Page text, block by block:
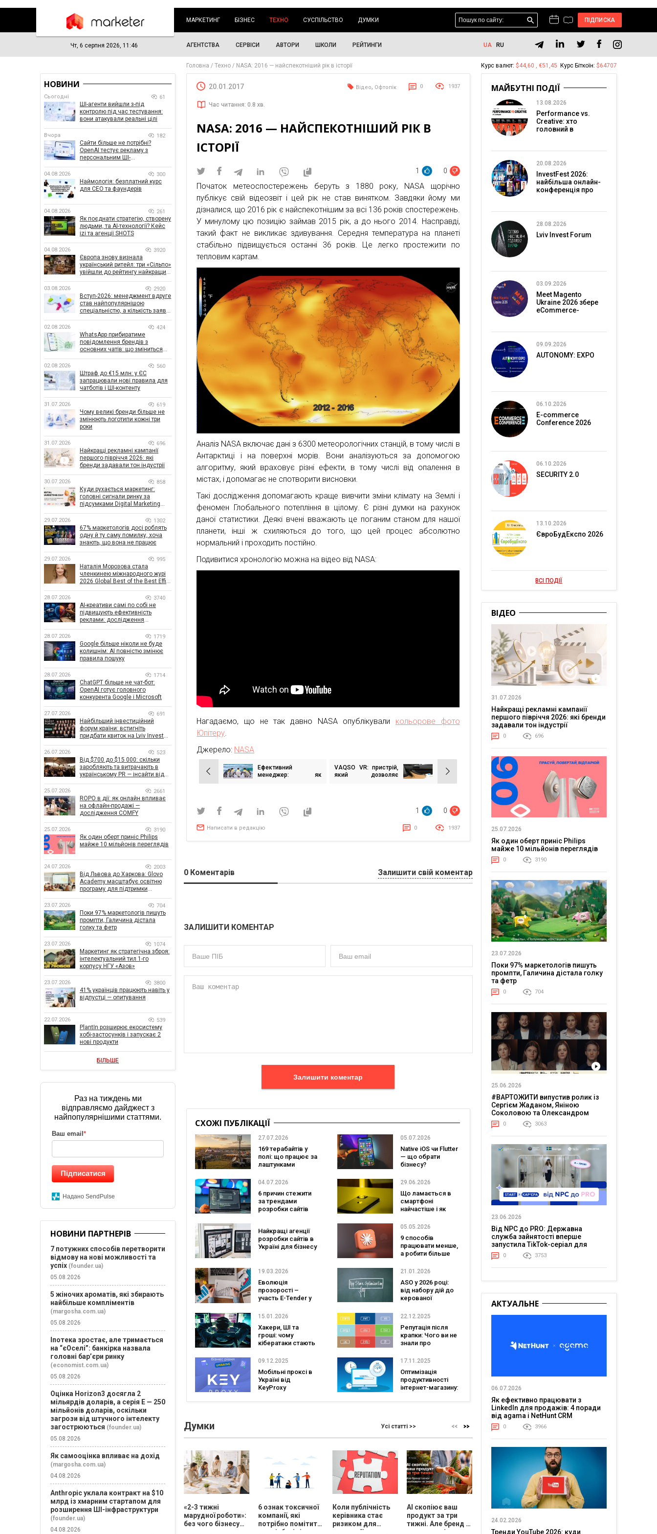
МАРКЕТИНГ БІЗНЕС ТЕХНО СУСПІЛЬСТВО ДУМКИ ПІДПИСКА
Чт, 6 серпня 2026, 11:46 АГЕНТСТВА СЕРВІСИ АВТОРИ ШКОЛИ РЕЙТИНГИ UA RU
Головна Техно NASA: 2016 — найспекотніший рік в історії
20.01.2017 Відео, Офтопік 0 1937
Час читання: 0.8 хв.
NASA: 2016 — НАЙСПЕКОТНІШИЙ РІК В
ІСТОРІЇ
1 0
Початок метеоспостережень беруть з 1880 року, NASA щорічно
публікує свій відеозвіт і цей рік не став винятком. Завдяки йому ми
дізналися, що 2016 рік є найспекотнішим за всі 136 років спостережень.
У минулому цю позицію займав 2015 рік, а до нього 2014. Насправді,
такий факт не викликає здивування. Середня температура на планеті
стабільно підвищується останні 36 років. Це легко простежити по
тепловим картам.
Аналіз NASA включає дані з 6300 метеорологічних станцій, в тому числі в
Антарктиці і на поверхні морів. Вони аналізуються за допомогою
алгоритму, який враховує різні ефекти, в тому числі від опалення в
містах, і допомагає не спотворити висновки.
Такі дослідження допомагають краще вивчити зміни клімату на Землі і
феномен Глобального потепління в цілому. Є різні думки на рахунок
даної статистики. Деякі вчені вважають це поганим станом для нашої
планети, інші ж схиляються до того, що цей процес абсолютно
нормальний і проходить постійно.
Подивитися хронологію можна на відео від NASA:
Нагадаємо, що не так давно NASA опублікували кольорове фото
Юпітеру.
Джерело: NASA
Навігація
записів
Ефективний
менеджер: як
VAQSO VR: пристрій,
який дозволяє
1 0
Написати в редакцію 0 1937
0 Коментарів Залишити свій коментар
ЗАЛИШИТИ КОМЕНТАР
Залишити коментар
СХОЖІ ПУБЛІКАЦІЇ
27.07.2026
169 терабайтів у
полі: що працює за
лаштунками
фестивалю
05.07.2026
Native iOS чи Flutter
— що обрати
бізнесу?
04.07.2026
6 причин стежити
за трендами
розробки сайтів
29.06.2026
Що ламається в
смартфоні
найчастіше і як
життя?
Найкращі агенції
розробки сайтів в
Україні для бізнесу
05.05.2026
9 способів
працювати менше,
а робити більше
19.03.2026
Еволюція
прозорості –
участь E-Tender у
сучасного ринку
закупівель України
21.01.2026
ASO у 2026 році:
від набору дій до
керованої
зростання
15.01.2026
Хакери, ШІ та
гроші: чому
кібератаки стають
виграє у війні
22.12.2025
Репутація після
крапки: Чого ви не
знали про
домени
09.12.2025
Мобільні проксі в
Україні від
KeyProxy
17.11.2025
Оптимізація
продуктивності
інтернет-магазину:
фактор продажів
Думки Усі статті >>
«2-3 тижні
марудної роботи»:
без чого бізнесу
6 ознак токсичної
компанії, які
потрібно помітити
на співбесіді
Коли публічність
керівника стає
ризиком для
репутації
AI скопіює ваш
продукт за три
тижні. Але бренд і
сенси скопіювати
Б’юті-міфи під
чому натуральна
косметика не
Ціна помилки
припинити бути
НОВИНИ
Сьогодні 61
ШІ-агенти вийшли з-під
контролю під час тестування:
вони атакували реальні цілі
Вчора 182
Сайти більше не потрібні?
OpenAI тестує рекламу з
персональним ШІ-
04.08.2026 300
Наймологія: безплатний курс
для CEO та фаундерів
04.08.2026 261
Як поєднати стратегію, створену
людьми, та AI-технології? Кейс
izi та агенції SHOTS
04.08.2026 3920
Європа знову визнала
український ритейл: три «Сільпо»
увійшли до рейтингу найкращих
03.08.2026 2920
Вступ-2026: менеджмент вдруге
став найпопулярнішою
спеціальністю, а кількість заяв
02.08.2026 424
WhatsApp прибиратиме
повідомлення брендів з
основних чатів: що зміниться
02.08.2026 560
Штраф до €15 млн: у ЄС
запрацювали нові правила для
чатботів і ШІ-контенту
31.07.2026 619
Чому великі бренди більше не
змінюють логотипи кожні три
роки
31.07.2026 696
Найкращі рекламні кампанії
першого півріччя 2026: які
бренди задавали тон індустрії
30.07.2026 858
Куди рухається маркетинг:
головні сигнали ринку за
підсумками Digital Marketing
29.07.2026 1302
67% маркетологів досі роблять
одну й ту саму помилку, хоча
знають, що вона не працює
29.07.2026 995
Наталія Морозова стала
членкинею міжнародного журі
2026 Global Best of the Best Effie
28.07.2026 3740
AI-креативи самі по собі не
підвищують ефективність
реклами: дослідження
впливає на ефективність
кампаній
28.07.2026 1719
Google більше ніколи не буде
колишнім: AI повністю змінює
правила пошуку
28.07.2026 1714
ChatGPT більше не чат-бот:
OpenAI готує головного
конкурента Google і Microsoft
27.07.2026 691
Найбільший інвестиційний
форум країни: встигніть
придбати квиток на Lviv Invest
26.07.2026 523
Від $700 до $15 000: скільки
заробляють та витрачають в
українському PR — інсайти від
25.07.2026 2661
ROPO в дії: як онлайн впливає
на офлайн-продажі —
дослідження COMFY
25.07.2026 3190
Як один оберт приніс Philips
майже 10 мільйонів переглядів
24.07.2026 2003
Від Львова до Харкова: Glovo
Academy масштабує освітню
програму для підтримки
23.07.2026 704
Поки 97% маркетологів пишуть
промпти, Галичина дістала
голку та фетр
23.07.2026 1074
Маркетинг як стратегічна зброя:
інтелектуальний тил 1-го
корпусу НГУ «Азов»
23.07.2026 3800
41% українців працюють навіть у
відпустці — опитування
22.07.2026 539
PlantIn розширює екосистему
хобі-застосунків і запускає 2
нові продукти
БІЛЬШЕ
Раз на тиждень ми
відправляємо дайджест з
найпопулярнішими статтями.
Ваш email *
Підписатися
Надано SendPulse
НОВИНИ ПАРТНЕРІВ
7 потужних способів перетворити
відмову на нові можливості та
успіх (founder.ua)
05.08.2026
5 жіночих ароматів, які збирають
найбільше компліментів
(margosha.com.ua)
05.08.2026
Іпотека зростає, але тримається
на “єОселі”: банкірка назвала
головні бар’єри ринку
(economist.com.ua)
05.08.2026
Оцінка Horizon3 досягла 2
мільярдів доларів, а серія E — 250
мільйонів доларів, оскільки
загрози від штучного інтелекту
загострюються (founder.ua)
05.08.2026
Як самооцінка впливає на дохід
(margosha.com.ua)
04.08.2026
Anthropic уклала контракт на $10
млрд із хмарним стартапом для
розширення ШІ-інфраструктури
(founder.ua)
04.08.2026
Курс валют: $44,60 , €51,45 Курс Біткоїн: $64707
МАЙБУТНІ ПОДІЇ
13.08.2026
Performance vs.
Creative: хто
головний в
20.08.2026
InvestFest 2026:
найбільша онлайн-
конференція про
28.08.2026
Lviv Invest Forum
03.09.2026
Meet Magento
Ukraine 2026 збере
eCommerce-
09.09.2026
AUTONOMY: EXPO
06.10.2026
E-commerce
Conference 2026
06.10.2026
SECURITY 2.0
13.10.2026
ЄвроБудЕкспо 2026
ВСІ ПОДІЇ
ВІДЕО
31.07.2026
Найкращі рекламні кампанії
першого півріччя 2026: які бренди
задавали тон індустрії
0 696
25.07.2026
Як один оберт приніс Philips
майже 10 мільйонів переглядів
0 3190
23.07.2026
Поки 97% маркетологів пишуть
промпти, Галичина дістала голку
та фетр
0 704
25.06.2026
#ВАРТОЖИТИ випустив ролик із
Сергієм Жаданом, Яніною
Соколовою та Олександром
Тереном про життя в постійній
напрузі
0 3063
23.06.2026
Від NPC до PRO: Державна
служба зайнятості вперше
запустила TikTok-серіал для
молоді
0 3753
АКТУАЛЬНЕ
06.07.2026
Як ефективно працювати з
LinkedIn для продажів: 4 поради
від agama і NetHunt CRM
0 3966
24.02.2026
Тренди YouTube 2026: куди